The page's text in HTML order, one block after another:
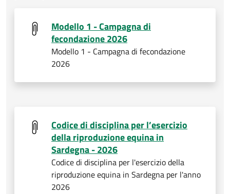
Modello 1 - Campagna di
fecondazione 2026
Modello 1 - Campagna di fecondazione
2026
Codice di disciplina per l’esercizio
della riproduzione equina in
Sardegna - 2026
Codice di disciplina per l'esercizio della
riproduzione equina in Sardegna per l'anno
2026